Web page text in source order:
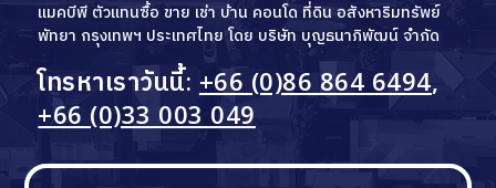
แมคบีพี ตัวแทนซื้อ ขาย เช่า บ้าน คอนโด ที่ดิน อสังหาริมทรัพย์
พัทยา กรุงเทพฯ ประเทศไทย โดย บริษัท บุญธนาภิพัฒน์ จำกัด
โทรหาเราวันนี้: +66 (0)86 864 6494,
+66 (0)33 003 049